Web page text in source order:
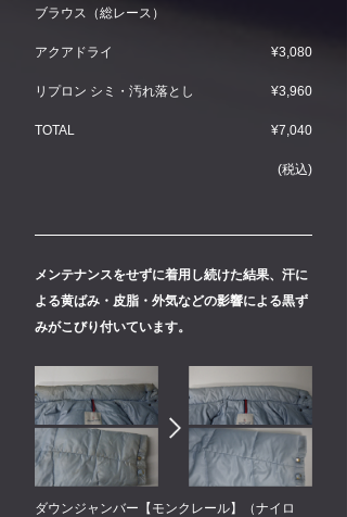
ブラウス（総レース）
アクアドライ ¥3,080
リプロン シミ・汚れ落とし ¥3,960
TOTAL ¥7,040
(税込)
メンテナンスをせずに着用し続けた結果、汗に
よる黄ばみ・皮脂・外気などの影響による黒ず
みがこびり付いています。
ダウンジャンバー【モンクレール】（ナイロ